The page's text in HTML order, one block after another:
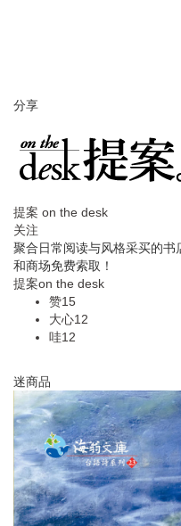
分享
提案 on the desk
关注
聚合日常阅读与风格采买的
和商场免费索取！
提案on the desk
赞15
大心12
哇12
迷商品